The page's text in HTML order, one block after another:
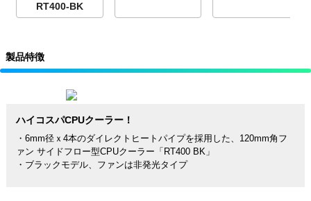
RT400-BK
製品特徴
ハイコスパCPUクーラー！
・6mm径ｘ4本のダイレクトヒートパイプを採用した、120mm角フ
ァン サイドフロー型CPUクーラー「RT400 BK」
・ブラックモデル、ファンは非発光タイプ